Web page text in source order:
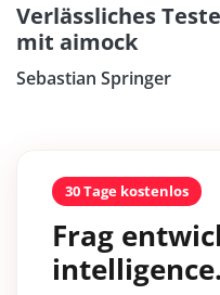
Verlässliches
mit aimock
Sebastian Springer
30 Tage kostenlos
Frag
intelligence.